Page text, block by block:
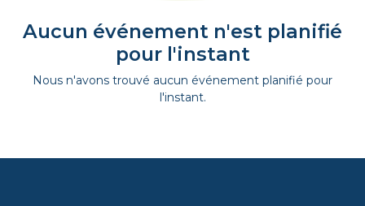
Aucun événement n'est planifié
pour l'instant
Nous n'avons trouvé aucun événement planifié pour
l'instant.